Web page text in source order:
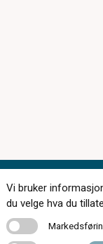
Vi bruker
du velge hva du
Markedsføring